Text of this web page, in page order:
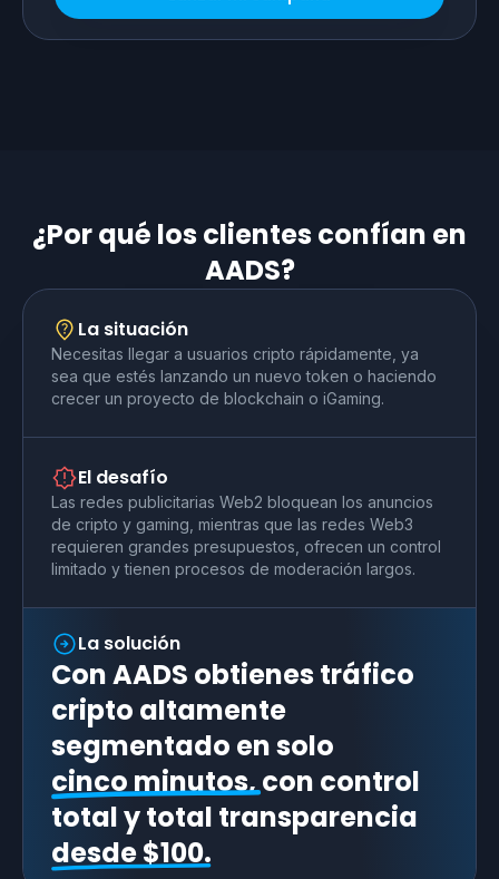
¿Por qué los clientes confían en
AADS?
La situación
Necesitas llegar a usuarios cripto rápidamente, ya
sea que estés lanzando un nuevo token o haciendo
crecer un proyecto de blockchain o iGaming.
El desafío
Las redes publicitarias Web2 bloquean los anuncios
de cripto y gaming, mientras que las redes Web3
requieren grandes presupuestos, ofrecen un control
limitado y tienen procesos de moderación largos.
La solución
Con AADS obtienes tráfico
cripto altamente
segmentado en solo
cinco minutos,con control
total y total transparencia
desde $100.